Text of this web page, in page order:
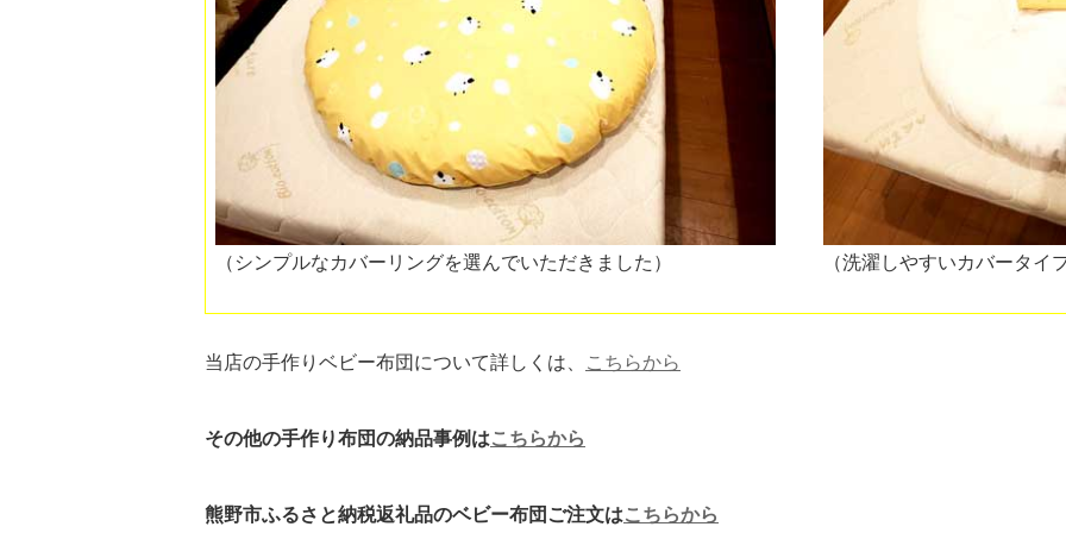
（シンプルなカバーリングを選んでいただきました） （洗濯しやすいカバータイ
当店の手作りベビー布団について詳しくは、 こちらから
その他の手作り布団の納品事例はこちらから
熊野市ふるさと納税返礼品のベビー布団ご注文はこちらから